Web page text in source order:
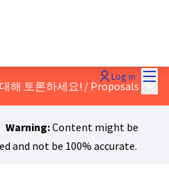
Log in
해 토론하세요! / Proposals Main
Warning:Content might be
and not be 100% accurate.